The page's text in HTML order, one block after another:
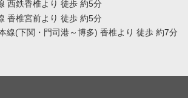
西鉄香椎より 徒歩 約5分
香椎宮前より 徒歩 約5分
線(下関・門司港～博多) 香椎より 徒歩 約7分